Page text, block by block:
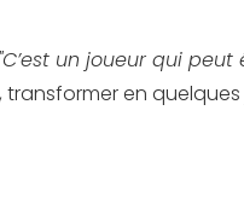
"C’est un joueur qui
en